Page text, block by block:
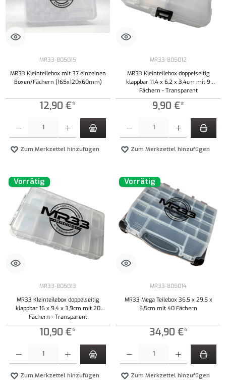
MR33-805015
MR33 Kleinteilebox mit 37 einzelnen
Boxen/Fächern (165x120x60mm)
12,90 €*
Zum Merkzettel hinzufügen
MR33-805012
MR33 Kleinteilebox doppelseitig
klappbar 11,4 x 6,2 x 3,4cm mit 9
Fächern - Transparent
9,90 €*
Zum Merkzettel hinzufügen
Vorrätig
MR33-805013
MR33 Kleinteilebox doppelseitig
klappbar 16 x 9,4 x 3,9cm mit 20
Fächern - Transparent
10,90 €*
Zum Merkzettel hinzufügen
Vorrätig
MR33-805014
MR33 Mega Teilebox 36,5 x 29,5 x
8,5cm mit 40 Fächern
34,90 €*
Zum Merkzettel hinzufügen